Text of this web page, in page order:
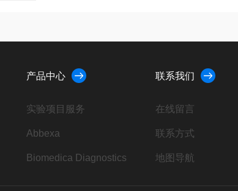
产品中心
实验项目服务
Abbexa
Biomedica Diagnostics
联系我们
在线留言
联系方式
地图导航